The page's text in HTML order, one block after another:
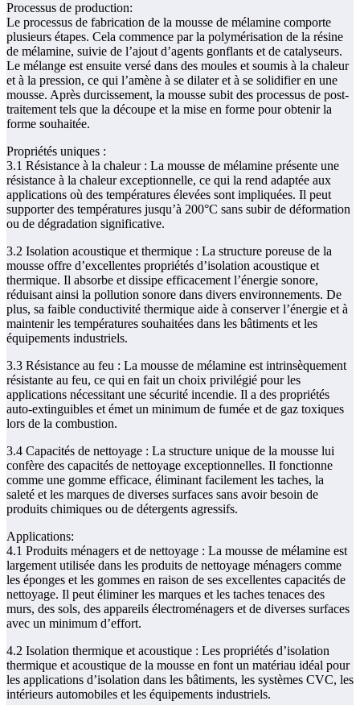
Processus de production:
Le processus de fabrication de la mousse de mélamine comporte
plusieurs étapes. Cela commence par la polymérisation de la résine
de mélamine, suivie de l’ajout d’agents gonflants et de catalyseurs.
Le mélange est ensuite versé dans des moules et soumis à la chaleur
et à la pression, ce qui l’amène à se dilater et à se solidifier en une
mousse. Après durcissement, la mousse subit des processus de post-
traitement tels que la découpe et la mise en forme pour obtenir la
forme souhaitée.
Propriétés uniques :
3.1 Résistance à la chaleur : La mousse de mélamine présente une
résistance à la chaleur exceptionnelle, ce qui la rend adaptée aux
applications où des températures élevées sont impliquées. Il peut
supporter des températures jusqu’à 200°C sans subir de déformation
ou de dégradation significative.
3.2 Isolation acoustique et thermique : La structure poreuse de la
mousse offre d’excellentes propriétés d’isolation acoustique et
thermique. Il absorbe et dissipe efficacement l’énergie sonore,
réduisant ainsi la pollution sonore dans divers environnements. De
plus, sa faible conductivité thermique aide à conserver l’énergie et à
maintenir les températures souhaitées dans les bâtiments et les
équipements industriels.
3.3 Résistance au feu : La mousse de mélamine est intrinsèquement
résistante au feu, ce qui en fait un choix privilégié pour les
applications nécessitant une sécurité incendie. Il a des propriétés
auto-extinguibles et émet un minimum de fumée et de gaz toxiques
lors de la combustion.
3.4 Capacités de nettoyage : La structure unique de la mousse lui
confère des capacités de nettoyage exceptionnelles. Il fonctionne
comme une gomme efficace, éliminant facilement les taches, la
saleté et les marques de diverses surfaces sans avoir besoin de
produits chimiques ou de détergents agressifs.
Applications:
4.1 Produits ménagers et de nettoyage : La mousse de mélamine est
largement utilisée dans les produits de nettoyage ménagers comme
les éponges et les gommes en raison de ses excellentes capacités de
nettoyage. Il peut éliminer les marques et les taches tenaces des
murs, des sols, des appareils électroménagers et de diverses surfaces
avec un minimum d’effort.
4.2 Isolation thermique et acoustique : Les propriétés d’isolation
thermique et acoustique de la mousse en font un matériau idéal pour
les applications d’isolation dans les bâtiments, les systèmes CVC, les
intérieurs automobiles et les équipements industriels.